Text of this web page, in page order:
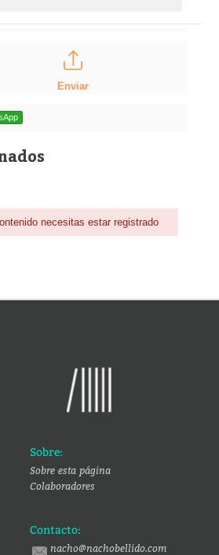
Enviar
necesitas estar registrado
Sobre:
Sobre esta página
Colaboradores
Contacto:
nacho@nachobellido.com